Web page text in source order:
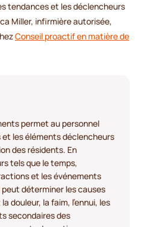
tendances et les déclencheurs
Miller, infirmière autorisée,
Conseil proactif en matière de
permet au personnel
les éléments déclencheurs
des résidents. En
tels que le temps,
et les événements
déterminer les causes
douleur, la faim, l'ennui, les
secondaires des